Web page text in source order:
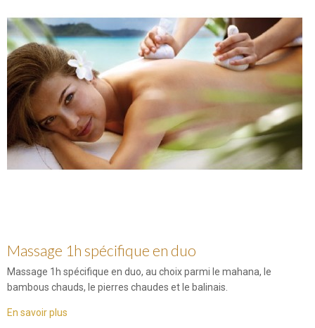
Massage 1h spécifique en duo
Massage 1h spécifique en duo, au choix parmi le mahana, le
bambous chauds, le pierres chaudes et le balinais.
En savoir plus